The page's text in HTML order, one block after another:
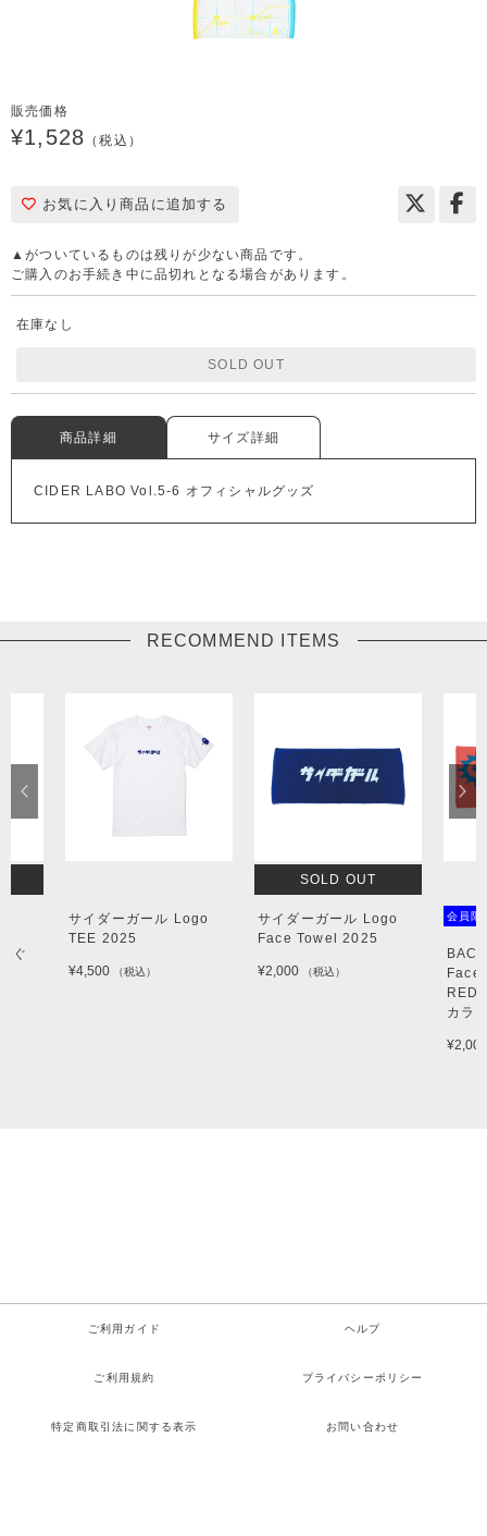
販売価格
¥1,528 （税込）
お気に入り商品に追加する
▲がついているものは残りが少ない商品です。
ご購入のお手続き中に品切れとなる場合があります。
在庫なし
SOLD OUT
商品詳細 サイズ詳細
CIDER LABO Vol.5-6 オフィシャルグッズ
RECOMMEND ITEMS
ぐ
サイダーガール Logo
TEE 2025
¥4,500 （税込）
SOLD OUT
サイダーガール Logo
Face Towel 2025
¥2,000 （税込）
会員限
Face
カラ
¥2,000
ご利用ガイド ヘルプ
ご利用規約 プライバシーポリシー
特定商取引法に関する表示 お問い合わせ